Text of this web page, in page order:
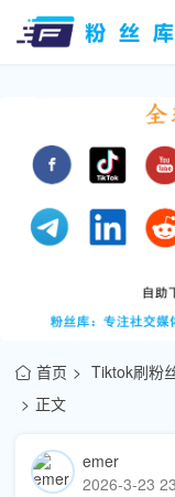
首页
Tiktok刷粉
正文
emer
2026-3-23